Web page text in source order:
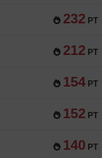
232 PT
212 PT
154 PT
152 PT
140 PT